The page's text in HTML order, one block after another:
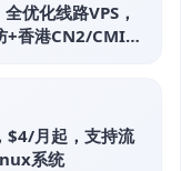
优化线路VPS，
香港CN2/CMI线
$4/月起，支持流
系统